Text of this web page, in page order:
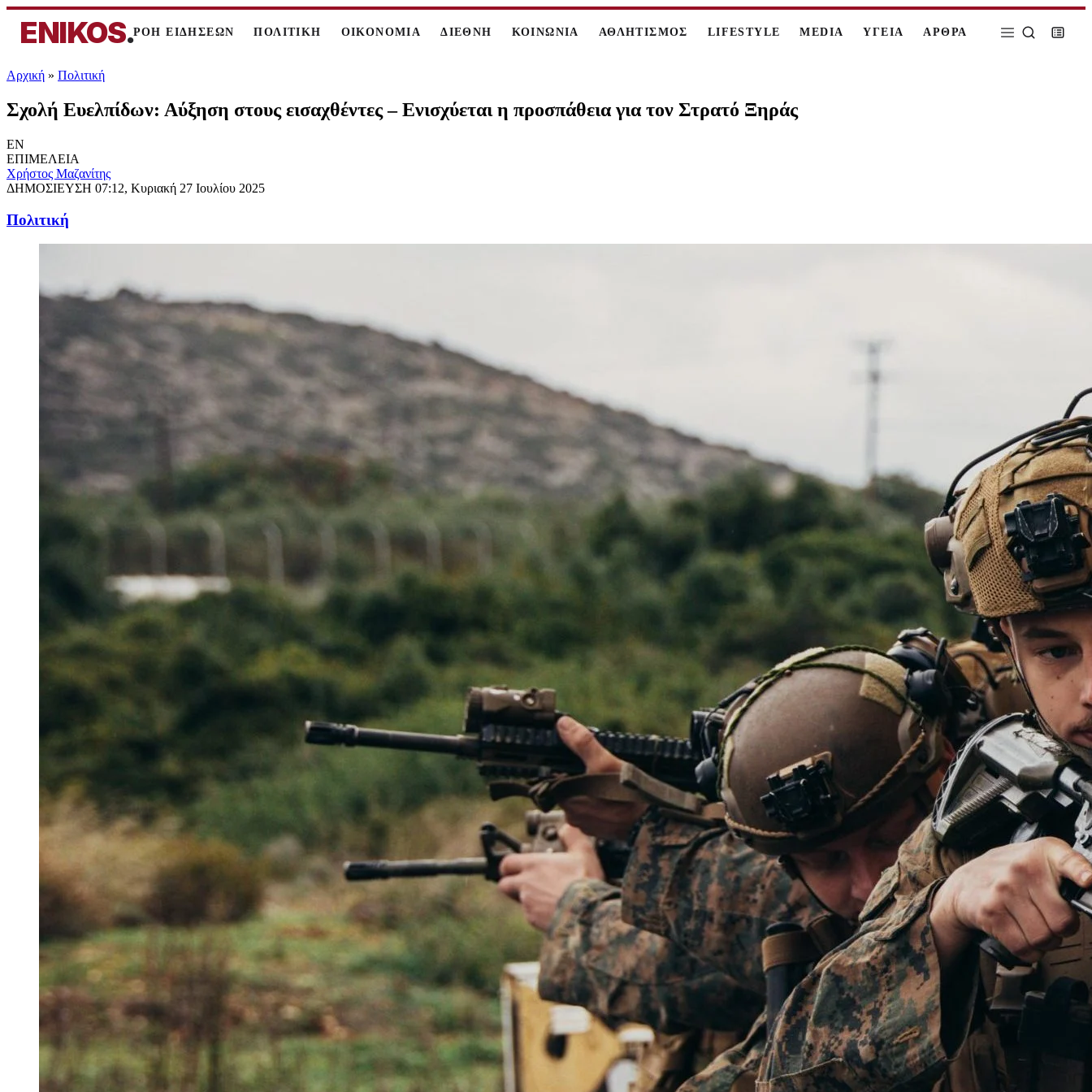
ENIKOS.ΡΟΗ ΕΙΔΗΣΕΩΝ ΠΟΛΙΤΙΚΗ ΟΙΚΟΝΟΜΙΑ ΔΙΕΘΝΗ ΚΟΙΝΩΝΙΑ ΑΘΛΗΤΙΣΜΟΣ LIFESTYLE MEDIA ΥΓΕΙΑ ΑΡΘΡΑ
Αρχική » Πολιτική
Σχολή Ευελπίδων: Αύξηση στους εισαχθέντες – Ενισχύεται η προσπάθεια για τον Στρατό Ξηράς
EN
ΕΠΙΜΕΛΕΙΑ
Χρήστος Μαζανίτης
ΔΗΜΟΣΙΕΥΣΗ 07:12, Κυριακή 27 Ιουλίου 2025
Πολιτική